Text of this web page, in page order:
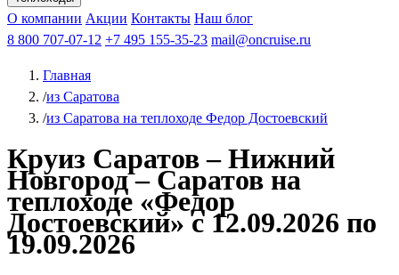
Чебоксарыиз Волгоградаиз Саратова Все города
КазаньВ Нижний НовгородВ ПермьВ Ростов-на-Дону
РыбинскНа СоловкиНа ВалаамПо ОкеПо Енисею
Афанасий Никитин Октябрьская революция
ФединАлександр СвешниковИван
МироновА.С.Попов
О компании Акции Контакты Наш блог
8 800 707-07-12 +7 495 155-35-23 mail@oncruise.ru
Главная
/из Саратова
/из Саратова на теплоходе Федор Достоевский
Круиз Саратов – Нижний
Новгород – Саратов на
теплоходе «Федор
Достоевский» с 12.09.2026 по
19.09.2026